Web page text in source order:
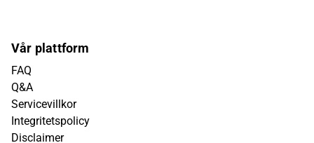
Vår plattform
FAQ
Q&A
Servicevillkor
Integritetspolicy
Disclaimer